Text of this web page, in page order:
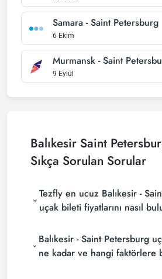
Samara - Saint Petersburg
6 Ekim
Murmansk - Saint
9 Eylül
Balıkesir Saint
Sıkça Sorulan Sorular
Tezfly en ucuz Balıkesir -
uçak bileti fiyatlarını nasıl
bileti fiyatlarını bulmak için tur
rezervasyon siteleri
havayolu sitesini aramaktadır.
Balıkesir - Saint Petersburg
ne kadar ve hangi faktörlere